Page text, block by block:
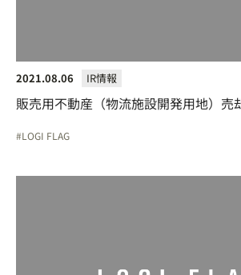
2021.08.06 IR情報
販売用不動産（物流施設開発用地）売
LOGI FLAG